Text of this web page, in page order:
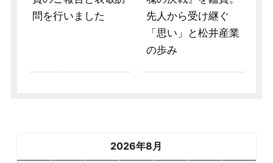
問を行いました
先人から受け継ぐ
「思い」と松井産業
の歩み
2026年8月